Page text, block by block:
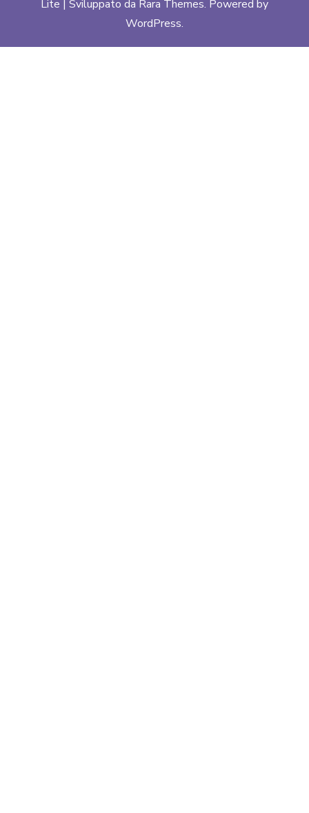
Lite | Sviluppato da Rara Themes. Powered by
WordPress.